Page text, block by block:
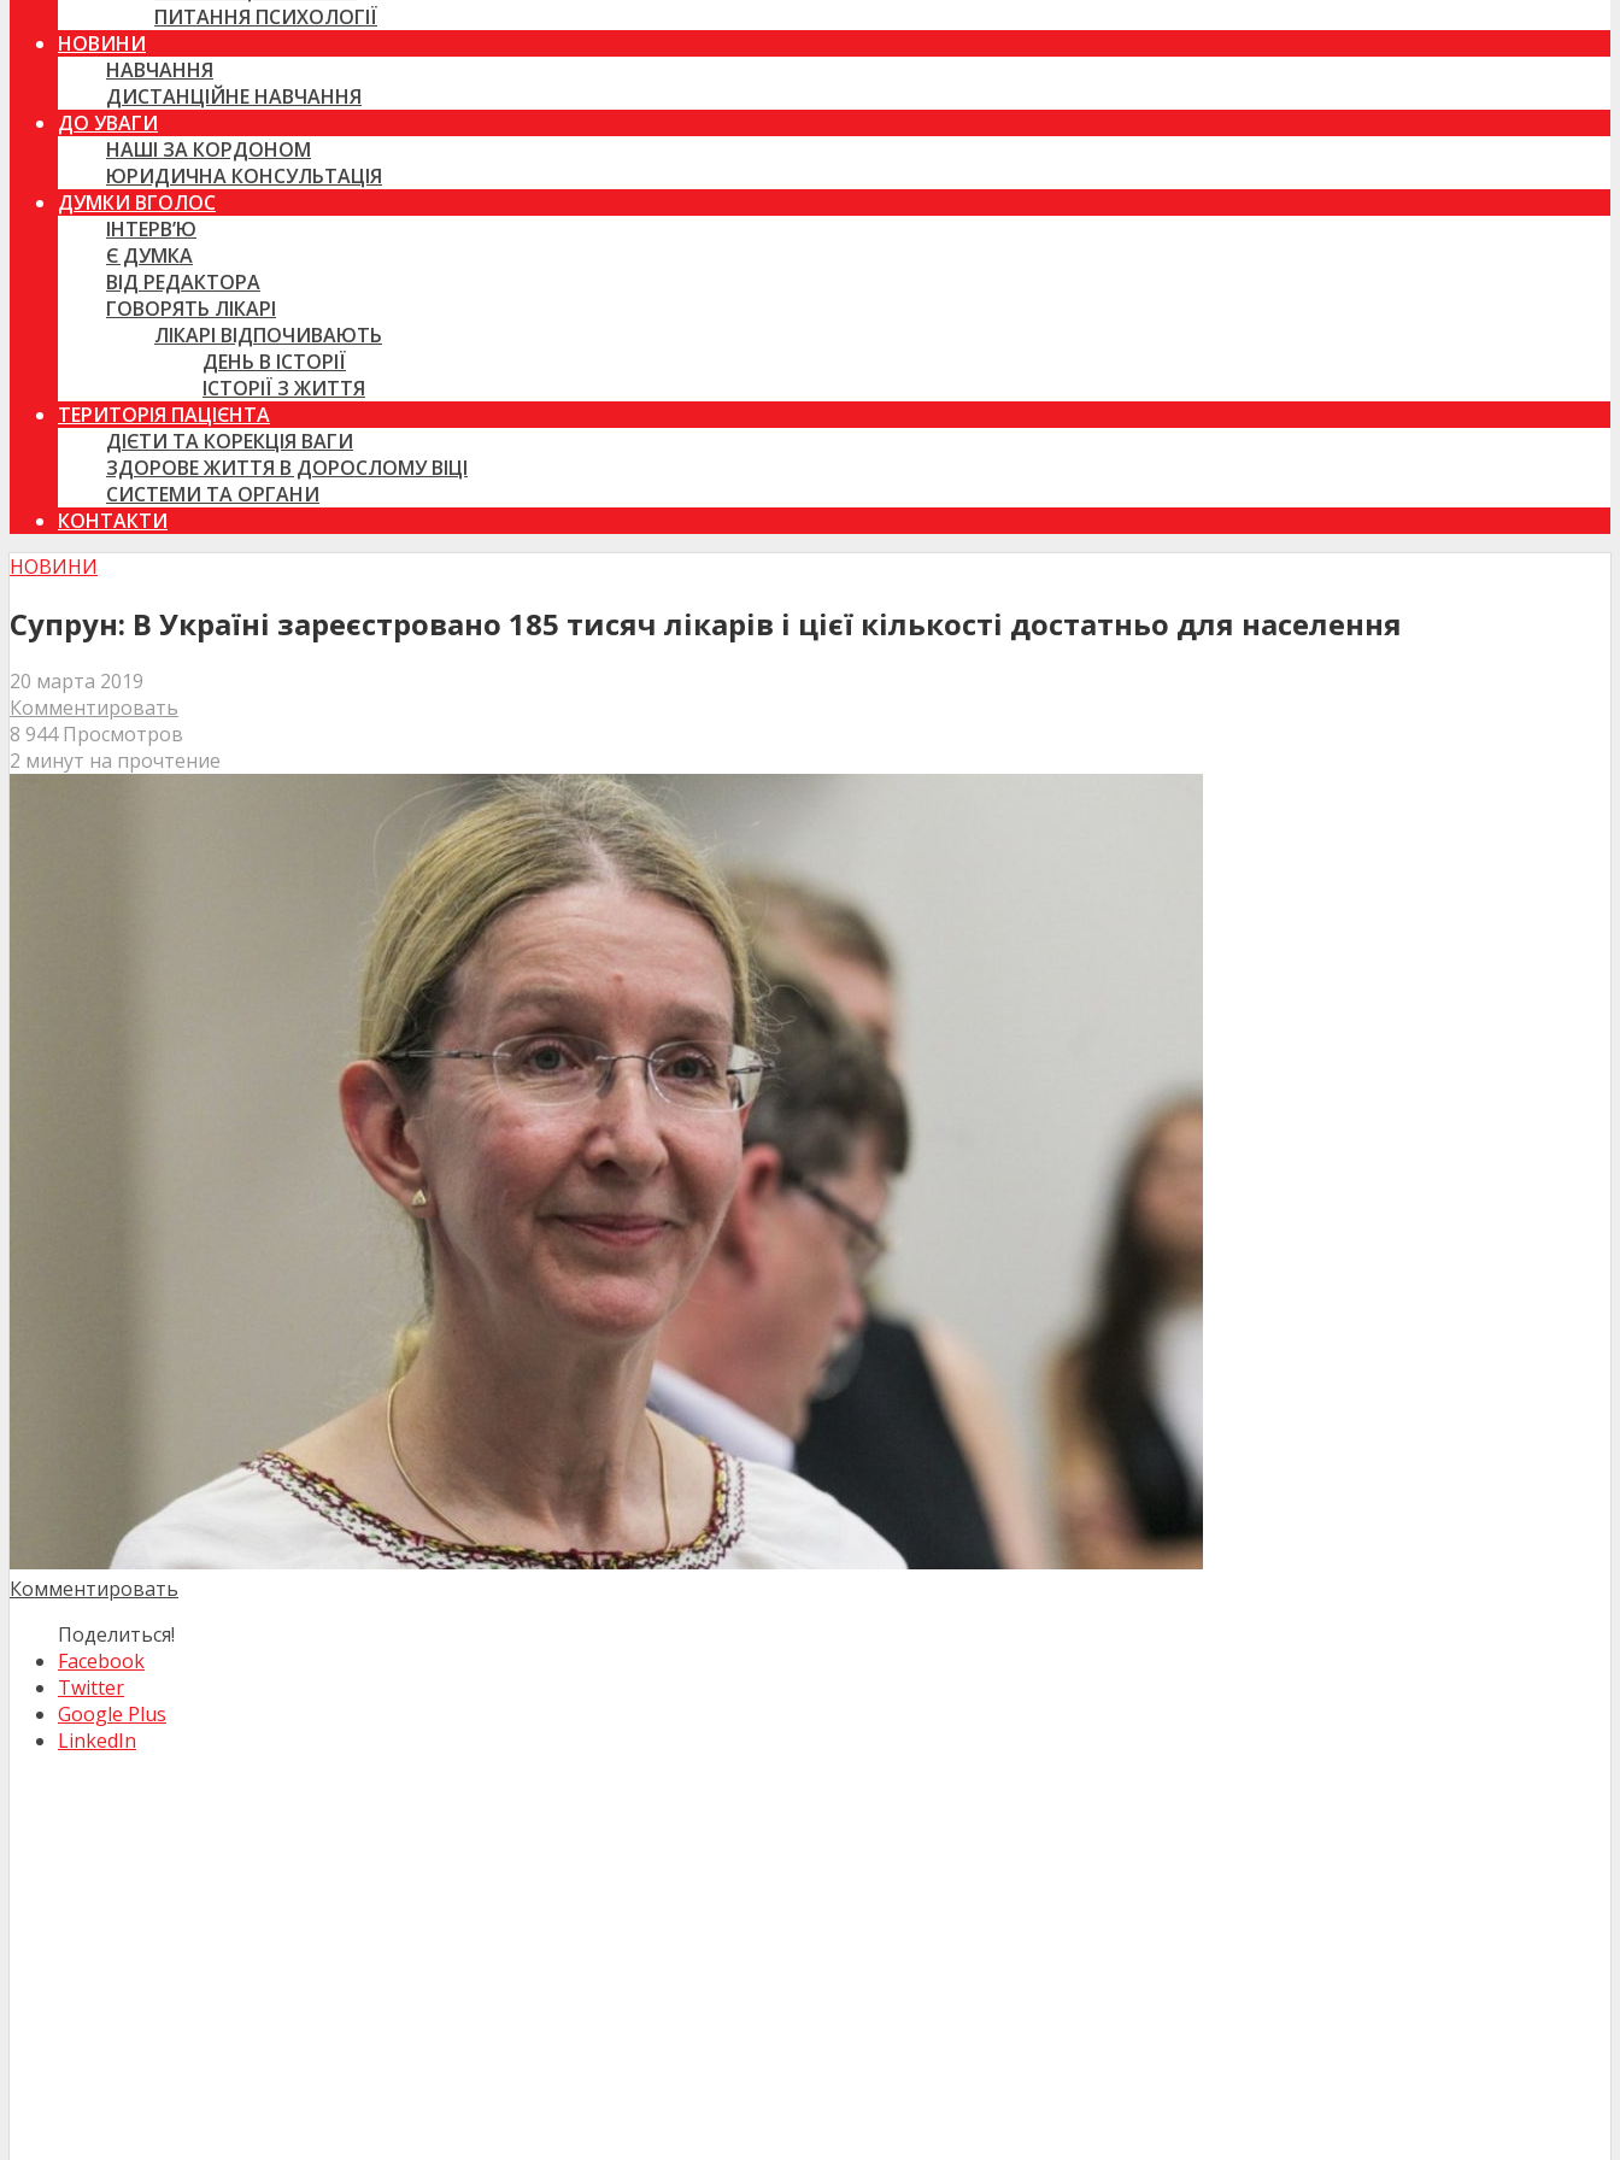
ПИТАННЯ ПСИХОЛОГІЇ
НОВИНИ
НАВЧАННЯ
ДИСТАНЦІЙНЕ НАВЧАННЯ
ДО УВАГИ
НАШІ ЗА КОРДОНОМ
ЮРИДИЧНА КОНСУЛЬТАЦІЯ
ДУМКИ ВГОЛОС
ІНТЕРВ’Ю
Є ДУМКА
ВІД РЕДАКТОРА
ГОВОРЯТЬ ЛІКАРІ
ЛІКАРІ ВІДПОЧИВАЮТЬ
ДЕНЬ В ІСТОРІЇ
ІСТОРІЇ З ЖИТТЯ
ТЕРИТОРІЯ ПАЦІЄНТА
ДІЄТИ ТА КОРЕКЦІЯ ВАГИ
ЗДОРОВЕ ЖИТТЯ В ДОРОСЛОМУ ВІЦІ
СИСТЕМИ ТА ОРГАНИ
КОНТАКТИ
НОВИНИ
Супрун: В Україні зареєстровано 185 тисяч лікарів і цієї кількості достатньо для населення
20 марта 2019
Комментировать
8 944 Просмотров
2 минут на прочтение
Комментировать
Поделиться!
Facebook
Twitter
Google Plus
LinkedIn